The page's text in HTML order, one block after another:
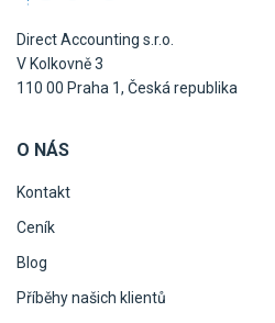
Direct Accounting s.r.o.
V Kolkovně 3
110 00 Praha 1, Česká republika
O NÁS
Kontakt
Ceník
Blog
Příběhy našich klientů